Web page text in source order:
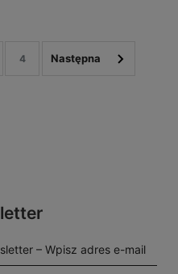
4
– Wpisz adres e-mail